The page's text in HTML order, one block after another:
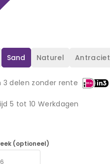
Sand Naturel Antraciet
3 delen zonder rente
5 tot 10 Werkdagen
(optioneel)